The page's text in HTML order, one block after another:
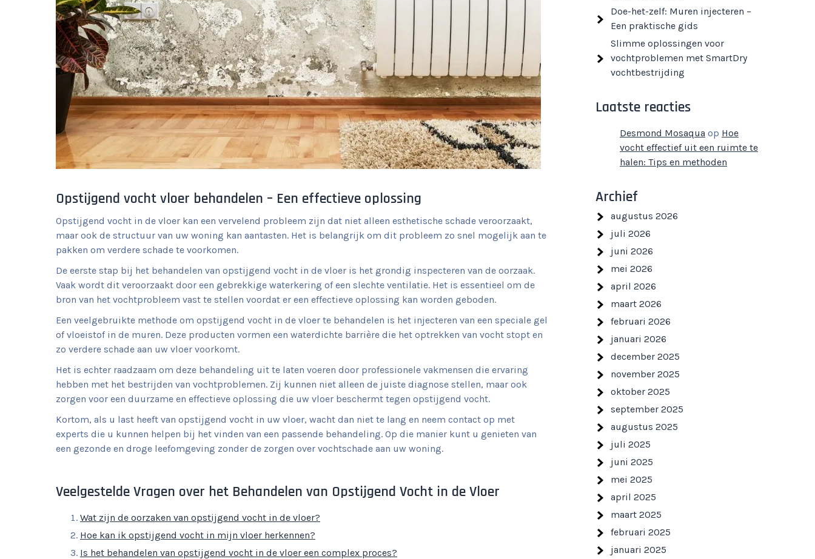
Opstijgend vocht vloer behandelen – Een effectieve oplossing
Opstijgend vocht in de vloer kan een vervelend probleem zijn dat niet alleen esthetische schade veroorzaakt,
maar ook de structuur van uw woning kan aantasten. Het is belangrijk om dit probleem zo snel mogelijk aan te
pakken om verdere schade te voorkomen.
De eerste stap bij het behandelen van opstijgend vocht in de vloer is het grondig inspecteren van de oorzaak.
Vaak wordt dit veroorzaakt door een gebrekkige waterkering of een slechte ventilatie. Het is essentieel om de
bron van het vochtprobleem vast te stellen voordat er een effectieve oplossing kan worden geboden.
Een veelgebruikte methode om opstijgend vocht in de vloer te behandelen is het injecteren van een speciale gel
of vloeistof in de muren. Deze producten vormen een waterdichte barrière die het optrekken van vocht stopt en
zo verdere schade aan uw vloer voorkomt.
Het is echter raadzaam om deze behandeling uit te laten voeren door professionele vakmensen die ervaring
hebben met het bestrijden van vochtproblemen. Zij kunnen niet alleen de juiste diagnose stellen, maar ook
zorgen voor een duurzame en effectieve oplossing die uw vloer beschermt tegen opstijgend vocht.
Kortom, als u last heeft van opstijgend vocht in uw vloer, wacht dan niet te lang en neem contact op met
experts die u kunnen helpen bij het vinden van een passende behandeling. Op die manier kunt u genieten van
een gezonde en droge leefomgeving zonder de zorgen over vochtschade aan uw woning.
Veelgestelde Vragen over het Behandelen van Opstijgend Vocht in de Vloer
Wat zijn de oorzaken van opstijgend vocht in de vloer?
Hoe kan ik opstijgend vocht in mijn vloer herkennen?
Is het behandelen van opstijgend vocht in de vloer een complex proces?
Doe-het-zelf: Muren injecteren –
Een praktische gids
Slimme oplossingen voor
vochtproblemen met SmartDry
vochtbestrijding
Laatste reacties
Desmond Mosaqua op Hoe
vocht effectief uit een ruimte te
halen: Tips en methoden
Archief
augustus 2026
juli 2026
juni 2026
mei 2026
april 2026
maart 2026
februari 2026
januari 2026
december 2025
november 2025
oktober 2025
september 2025
augustus 2025
juli 2025
juni 2025
mei 2025
april 2025
maart 2025
februari 2025
januari 2025